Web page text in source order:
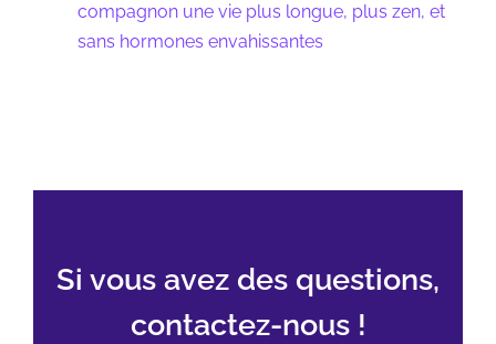
compagnon une vie plus longue, plus zen, et
sans hormones envahissantes
Si vous avez des questions,
contactez-nous !